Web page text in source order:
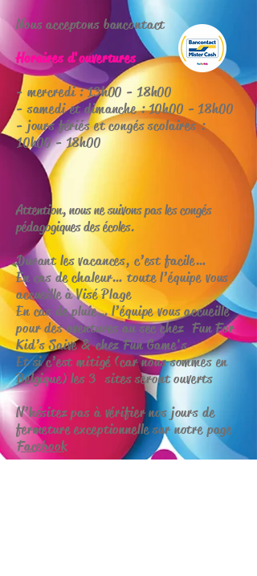
Nous acceptons bancontact
Horaires d'ouvertures
- mercredi : 13h00 - 18h00
- samedi et dimanche : 10h00 - 18h00
- jours fériés et congés scolaires :
10h00 - 18h00
Attention, nous ne suivons pas les congés
pédagogiques des écoles.
Durant les vacances, c’est facile…
En cas de chaleur… toute l’équipe vous
accueille à Visé Plage
En cas de pluie… l’équipe vous accueille
pour des aventures au sec chez Fun For
Kid’s Saive & chez Fun Game's
Et si c’est mitigé (car nous sommes en
Belgique) les 3 sites seront ouverts
N’hésitez pas à vérifier nos jours de
fermeture exceptionnelle sur notre page
Facebook